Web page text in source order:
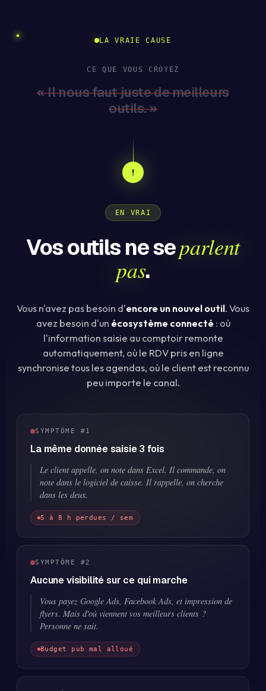
LA VRAIE CAUSE
CE QUE VOUS CROYEZ
« Il nous faut juste de meilleurs
outils. »
!
EN VRAI
Vos outils ne separlent
pas.
Vous n'avez pas besoin d'encore un nouvel outil. Vous
avez besoin d'un écosystème connecté: où
l'information saisie au comptoir remonte
automatiquement, où le RDV pris en ligne
synchronise tous les agendas, où le client est reconnu
peu importe le canal.
SYMPTÔME #1
La même donnée saisie 3 fois
Le client appelle, on note dans Excel. Il commande, on
note dans le logiciel de caisse. Il rappelle, on cherche
dans les deux.
5 à 8 h perdues / sem
SYMPTÔME #2
Aucune visibilité sur ce qui marche
Vous payez Google Ads, Facebook Ads, et impression de
flyers. Mais d'où viennent vos meilleurs clients ?
Personne ne sait.
Budget pub mal alloué